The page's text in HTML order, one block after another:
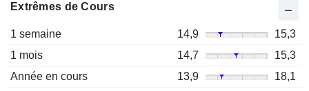
Extrêmes de Cours
1 semaine 14,9
15,3
1 mois
14,7
15,3
Année en cours
13,9
18,1